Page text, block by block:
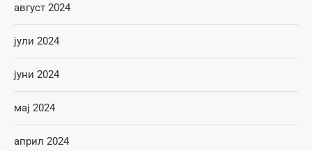
август 2024
јули 2024
јуни 2024
мај 2024
април 2024